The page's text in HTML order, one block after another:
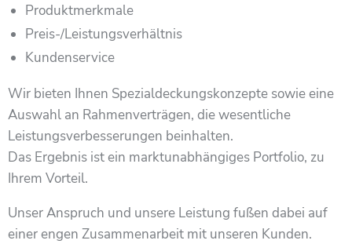
Produktmerkmale
Preis-/Leistungsverhältnis
Kundenservice
Wir bieten Ihnen Spezialdeckungskonzepte sowie eine
Auswahl an Rahmenverträgen, die wesentliche
Leistungsverbesserungen beinhalten.
Das Ergebnis ist ein marktunabhängiges Portfolio, zu
Ihrem Vorteil.
Unser Anspruch und unsere Leistung fußen dabei auf
einer engen Zusammenarbeit mit unseren Kunden.